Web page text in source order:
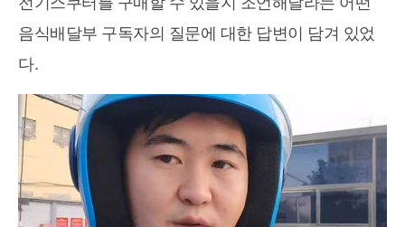
음식배달부 구독자의 질문에 대한 답변이 담겨 있었
다.